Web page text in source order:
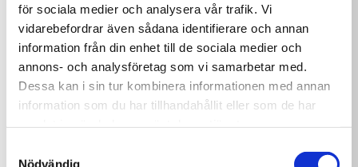
för sociala medier och analysera vår trafik. Vi
vidarebefordrar även sådana identifierare och annan
information från din enhet till de sociala medier och
annons- och analysföretag som vi samarbetar med.
Dessa kan i sin tur kombinera informationen med annan
information som du har tillhandahållit eller som de har
Nödvändig
Doseringsflottör
Skötselguide
Delphin SPA Klor 1 kg
179,00kr
Delphin SPA Pipe